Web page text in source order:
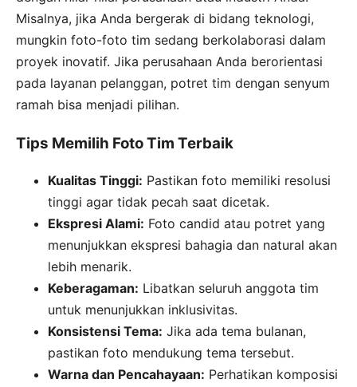
Misalnya, jika Anda bergerak di bidang teknologi,
mungkin foto-foto tim sedang berkolaborasi dalam
proyek inovatif. Jika perusahaan Anda berorientasi
pada layanan pelanggan, potret tim dengan senyum
ramah bisa menjadi pilihan.
Tips Memilih Foto Tim Terbaik
Kualitas Tinggi: Pastikan foto memiliki resolusi
tinggi agar tidak pecah saat dicetak.
Ekspresi Alami: Foto candid atau potret yang
menunjukkan ekspresi bahagia dan natural akan
lebih menarik.
Keberagaman: Libatkan seluruh anggota tim
untuk menunjukkan inklusivitas.
Konsistensi Tema: Jika ada tema bulanan,
pastikan foto mendukung tema tersebut.
Warna dan Pencahayaan: Perhatikan komposisi